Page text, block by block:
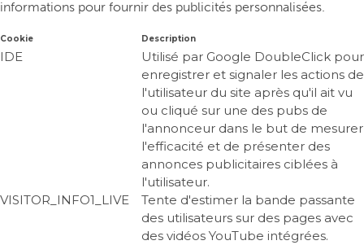
informations pour fournir des publicités personnalisées.
Cookie Description
IDE
Utilisé par Google DoubleClick pour
enregistrer et signaler les actions de
l'utilisateur du site après qu'il ait vu
ou cliqué sur une des pubs de
l'annonceur dans le but de mesurer
l'efficacité et de présenter des
annonces publicitaires ciblées à
l'utilisateur.
VISITOR_INFO1_LIVE
Tente d'estimer la bande passante
des utilisateurs sur des pages avec
des vidéos YouTube intégrées.